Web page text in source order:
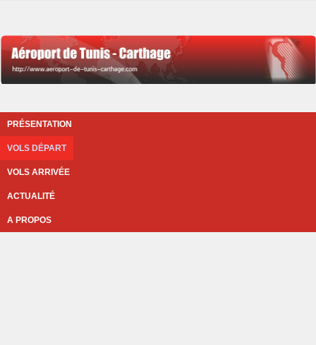
PRÉSENTATION
VOLS DÉPART
VOLS ARRIVÉE
ACTUALITÉ
A PROPOS